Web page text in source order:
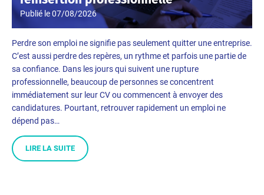
Publié le07/08/2026
Perdre son emploi ne signifie pas seulement quitter une entreprise.
C’est aussi perdre des repères, un rythme et parfois une partie de
sa confiance. Dans les jours qui suivent une rupture
professionnelle, beaucoup de personnes se concentrent
immédiatement sur leur CV ou commencent à envoyer des
candidatures. Pourtant, retrouver rapidement un emploi ne
dépend pas…
LIRE LA SUITE